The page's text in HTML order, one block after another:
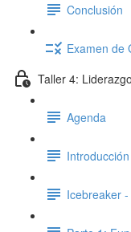
Conclusión
Examen de
Taller 4:
Agenda
Introducción
Icebreaker